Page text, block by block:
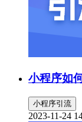
小程序如
小程序引流
2023-11-24